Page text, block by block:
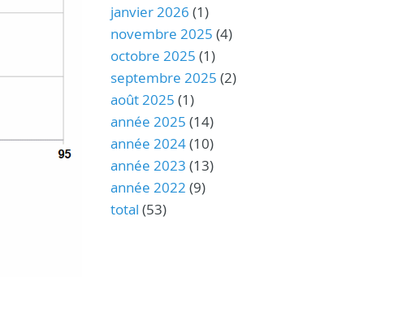
janvier 2026 (1)
novembre 2025 (4)
octobre 2025 (1)
septembre 2025 (2)
août 2025 (1)
année 2025 (14)
année 2024(10)
année 2023 (13)
année 2022 (9)
total (53)